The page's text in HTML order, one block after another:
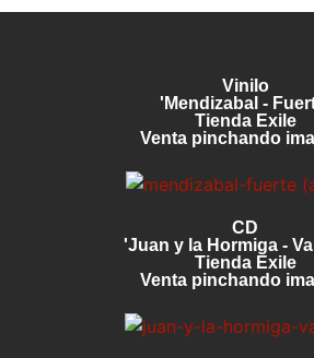
Vinilo
'Mendizabal -
Tienda Exile
Venta pinchando
CD
'Juan y la Hormiga -
Tienda Exile
Venta pinchando